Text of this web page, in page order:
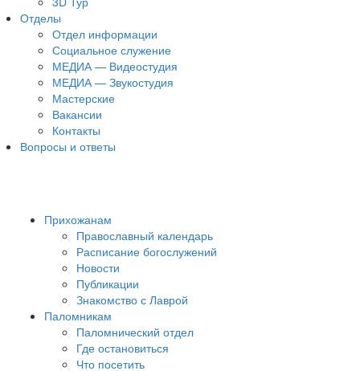
Отделы
Отдел информации
Социальное служение
МЕДИА — Видеостудия
МЕДИА — Звукостудия
Мастерские
Вакансии
Контакты
Вопросы и ответы
Прихожанам
Православный календарь
Расписание богослужений
Новости
Публикации
Знакомство с Лаврой
Паломникам
Паломнический отдел
Где остановиться
Что посетить